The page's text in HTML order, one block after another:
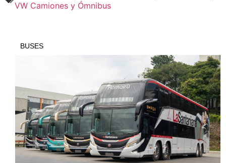
VW Camiones y Ómnibus
BUSES